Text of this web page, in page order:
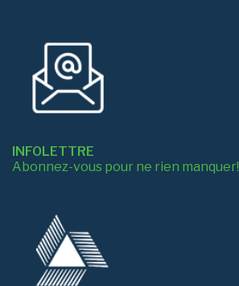
INFOLETTRE
Abonnez-vous pour ne rien manquer!